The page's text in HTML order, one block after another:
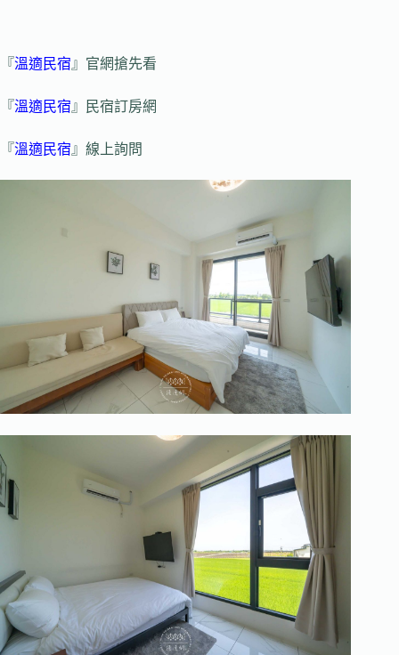
『溫適民宿 』官網搶先看
『溫適民宿 』民宿訂房網
『溫適民宿 』線上詢問